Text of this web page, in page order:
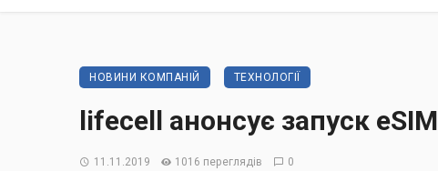
НОВИНИ КОМПАНІЙ ТЕХНОЛОГІЇ
lifecell анонсує запуск eSIM
11.11.2019 1016 переглядів 0